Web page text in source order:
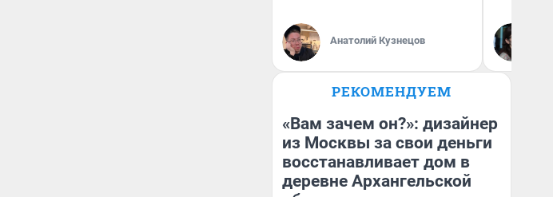
Анатолий Кузнецов
РЕКОМЕНДУЕМ
«Вам зачем он?»: дизайнер
из Москвы за свои деньги
восстанавливает дом в
деревне Архангельской